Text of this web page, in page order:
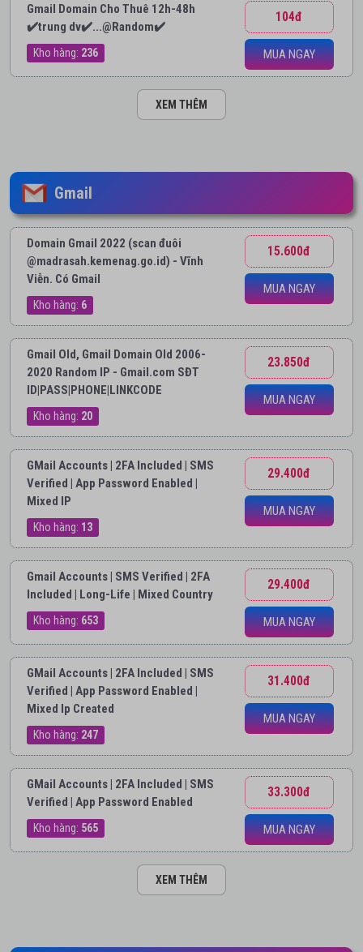
Gmail Domain Cho Thuê 12h-48h
✔️trung dv✔️...@Random✔️
Kho hàng: 236
104đ
MUA NGAY
XEM THÊM
Gmail
Domain Gmail 2022 (scan đuôi
@madrasah.kemenag.go.id) - Vĩnh
Viễn. Có Gmail
Kho hàng: 6
15.600đ
MUA NGAY
Gmail Old, Gmail Domain Old 2006-
2020 Random IP - Gmail.com SĐT
ID|PASS|PHONE|LINKCODE
Kho hàng: 20
23.850đ
MUA NGAY
GMail Accounts | 2FA Included | SMS
Verified | App Password Enabled |
Mixed IP
Kho hàng: 13
29.400đ
MUA NGAY
Gmail Accounts | SMS Verified | 2FA
Included | Long-Life | Mixed Country
Kho hàng: 653
29.400đ
MUA NGAY
GMail Accounts | 2FA Included | SMS
Verified | App Password Enabled |
Mixed Ip Created
Kho hàng: 247
31.400đ
MUA NGAY
GMail Accounts | 2FA Included | SMS
Verified | App Password Enabled
Kho hàng: 565
33.300đ
MUA NGAY
XEM THÊM